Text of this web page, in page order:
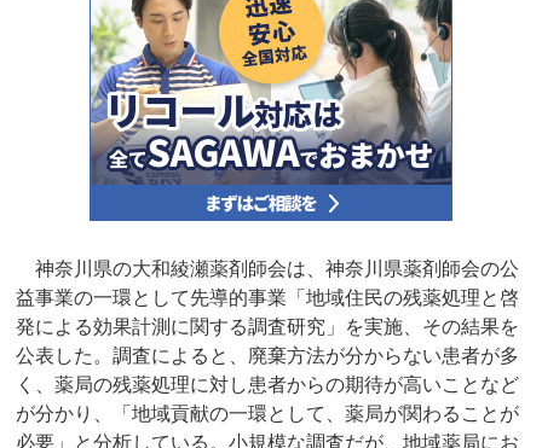
神奈川県の大和綾瀬薬剤師会は、神奈川県薬剤師会の公
益事業の一環として先導的事業「地域住民の残薬処理と啓
発による効果計測に関する調査研究」を実施、その結果を
公表した。調査によると、廃棄方法が分からない患者が多
く、薬局の残薬処理に対し患者からの期待が高いことなど
が分かり、「地域貢献の一環として、薬局が関わることが
必要」と分析している。小規模な調査だが、地域薬局にお